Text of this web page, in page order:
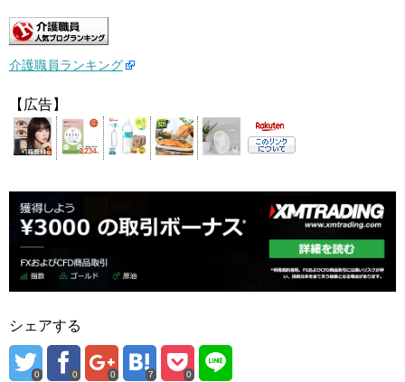
介護職員ランキング
【広告】
シェアする
0 0 0 7 0